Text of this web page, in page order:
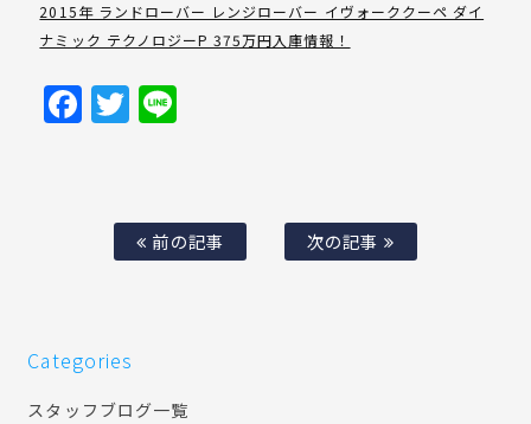
2015年 ランドローバー レンジローバー イヴォーククーペ ダイ
ナミック テクノロジーP 375万円入庫情報！
Facebook
Twitter
前の記事 次の記事
Categories
スタッフブログ一覧